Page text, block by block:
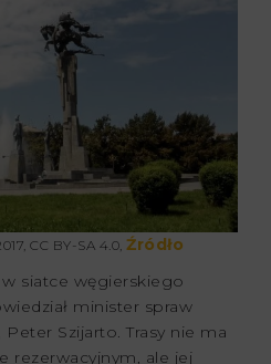
CC BY-SA 4.0,Źródło
siatce węgierskiego
minister spraw
Szijarto. Trasy nie ma
rezerwacyjnym, ale jej